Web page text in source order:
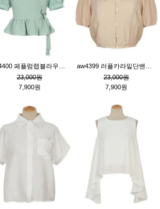
23,000원
7,900원
23,000원
7,900원